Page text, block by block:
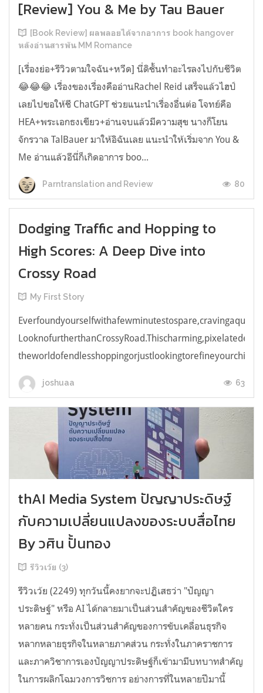
[Review] You & Me by Tau Bauer
[Book Review] ผลพลอยได้จากอาการ book hangover
หลังอ่านสารพัน MM Romance
[เรื่องย่อ+รีวิวตามใจฉัน+หวีด] นี่ดิชั้นทำอะไรลงไปกับชีวิต
😂😂😂 เรื่องของเรื่องคืออ่านRachel Reid เสร็จแล้วไฮป์
เลยไปขอให้ชี ChatGPT ช่วยแนะนำเรื่องอื่นต่อ โจทย์คือ
HEA+พระเอกธงเขียว+อ่านจบแล้วมีความสุข นางก็โยน
จักรวาล TalBauer มาให้อิฉันเลย แนะนำให้เริ่มจาก You &
Me อ่านแล้วอีนี่ก็เกิดอาการ boo...
Parntranslation and Review 80
Dodging Traffic and Hopping to
High Scores: A Deep Dive into
Crossy Road
My First Story
joshuaa 63
thAI Media System ปัญญาประดิษฐ์
กับความเปลี่ยนแปลงของระบบสื่อไทย
By วศิน ปั้นทอง
รีวิวเว้ย (3)
รีวิวเว้ย (2249) ทุกวันนี้คงยากจะปฏิเสธว่า "ปัญญา
ประดิษฐ์" หรือ AI ได้กลายมาเป็นส่วนสำคัญของชีวิตใคร
หลายคน กระทั่งเป็นส่วนสำคัญของการขับเคลื่อนธุรกิจ
หลากหลายธุรกิจในหลายภาคส่วน กระทั่งในภาคราชการ
และภาควิชาการเองปัญญาประดิษฐ์ก็เข้ามามีบทบาทสำคัญ
ในการผลิกโฉมวงการวิชการ อย่างการที่ในหลายปีมานี้